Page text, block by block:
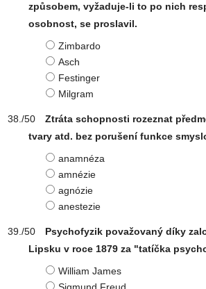
způsobem, vyžaduje-li to po nich
osobnost, se proslavil.
Zimbardo
Asch
Festinger
Milgram
Ztráta schopnosti rozeznat
tvary atd. bez porušení funkce
anamnéza
amnézie
agnózie
anestezie
Psychofyzik považovaný díky
Lipsku v roce 1879 za "tatíčka
William James